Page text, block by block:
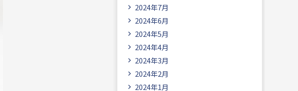
2024年7月
2024年6月
2024年5月
2024年4月
2024年3月
2024年2月
2024年1月